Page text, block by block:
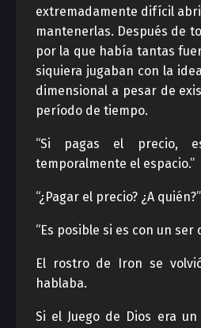
extremadamente difícil
mantenerlas. Después de
por la que había tantas
siquiera jugaban con la
dimensional a pesar de
período de tiempo.
“Si pagas el precio,
temporalmente el espacio.”
“¿Pagar el precio? ¿A quién?”
“Es posible si es con un ser
El rostro de Iron se
hablaba.
Si el Juego de Dios era